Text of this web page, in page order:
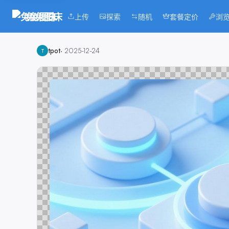
兔兔图床 上传 探索 随机 套餐定价 浏
T tpot· 2025-12-24